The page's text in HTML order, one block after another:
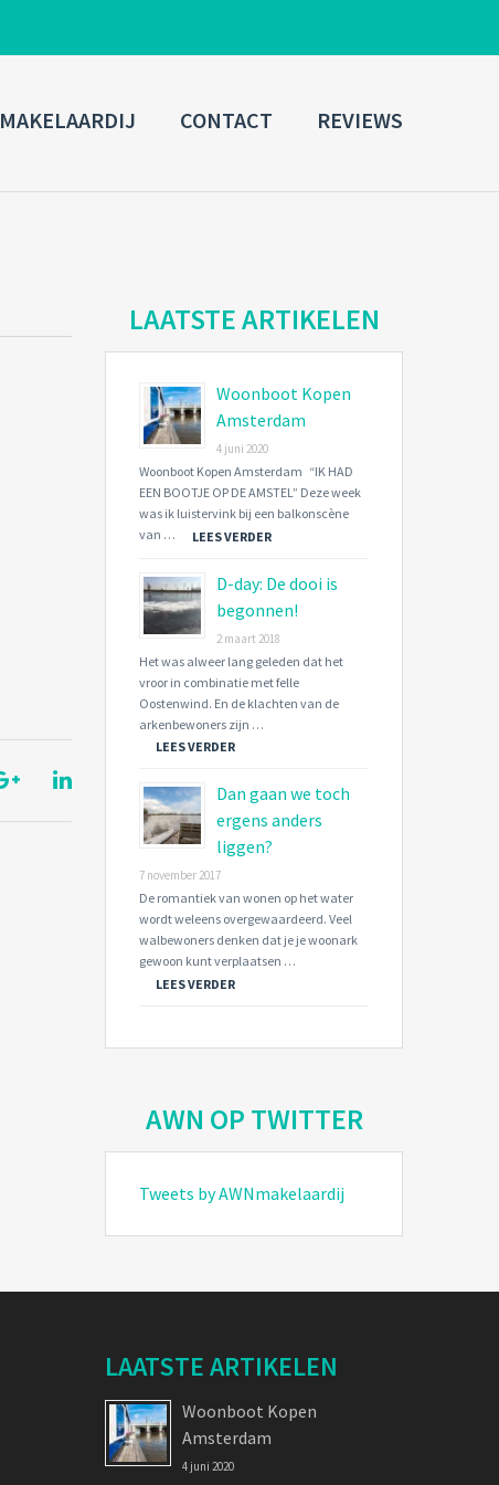
Username
Connect with:
Forgot
password? SIGN IN
Remember me
MAKELAARDIJ CONTACT REVIEWS
LAATSTE ARTIKELEN
Woonboot Kopen
Amsterdam
4 juni 2020
Woonboot Kopen Amsterdam “IK HAD
EEN BOOTJE OP DE AMSTEL” Deze week
was ik luistervink bij een balkonscène
van …
LEES VERDER
D-day: De dooi is
begonnen!
2 maart 2018
Het was alweer lang geleden dat het
vroor in combinatie met felle
Oostenwind. En de klachten van de
arkenbewoners zijn …
LEES VERDER
Dan gaan we toch
ergens anders
liggen?
7 november 2017
De romantiek van wonen op het water
wordt weleens overgewaardeerd. Veel
walbewoners denken dat je je woonark
gewoon kunt verplaatsen …
LEES VERDER
AWN OP TWITTER
Tweets by AWNmakelaardij
LAATSTE ARTIKELEN
Woonboot Kopen
Amsterdam
4 juni 2020